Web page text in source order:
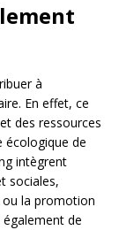
à
En effet, ce
des ressources
écologique de
intègrent
sociales,
ou la promotion
également de